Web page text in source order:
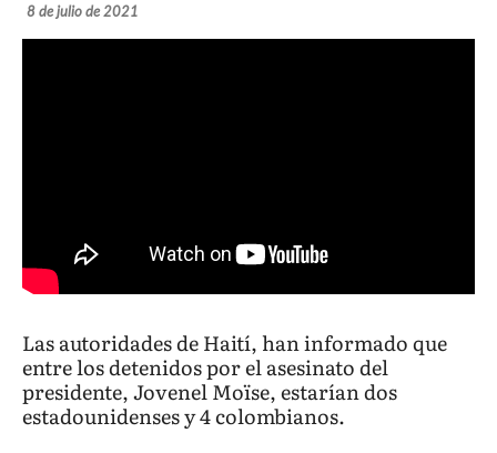
8 de julio de 2021
Las autoridades de Haití, han informado que
entre los detenidos por el asesinato del
presidente, Jovenel Moïse, estarían dos
estadounidenses y 4 colombianos.